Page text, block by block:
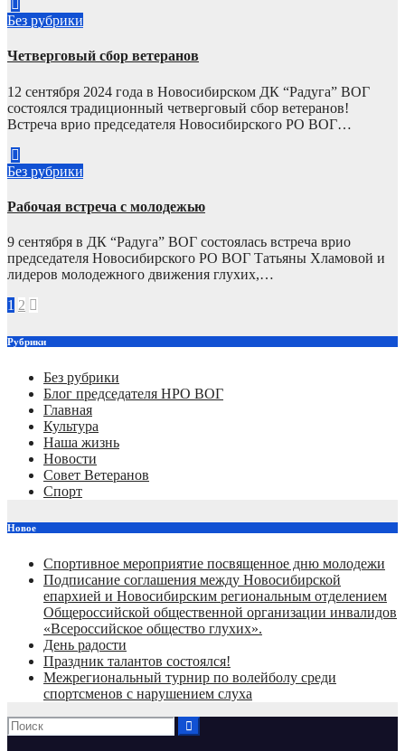
Без рубрики
Четверговый сбор ветеранов
12 сентября 2024 года в Новосибирском ДК “Радуга” ВОГ
состоялся традиционный четверговый сбор ветеранов!
Встреча врио председателя Новосибирского РО ВОГ…
Без рубрики
Рабочая встреча с молодежью
9 сентября в ДК “Радуга” ВОГ состоялась встреча врио
председателя Новосибирского РО ВОГ Татьяны Хламовой и
лидеров молодежного движения глухих,…
Навигация
по
1 2
Рубрики
Без рубрики
Блог председателя НРО ВОГ
Главная
Культура
Наша жизнь
Новости
Совет Ветеранов
Спорт
Новое
Спортивное мероприятие посвященное дню молодежи
Подписание соглашения между Новосибирской
епархией и Новосибирским региональным отделением
Общероссийской общественной организации инвалидов
«Всероссийское общество глухих».
День радости
Праздник талантов состоялся!
Межрегиональный турнир по волейболу среди
спортсменов с нарушением слуха